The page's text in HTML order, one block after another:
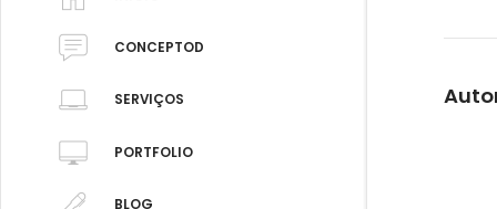
CONCEPTOD
SERVIÇOS
PORTFOLIO
BLOG